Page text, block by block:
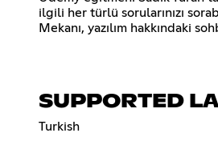
ilgili her türlü sorularınızı
Mekanı, yazılım hakkındaki
SUPPORTED
Turkish